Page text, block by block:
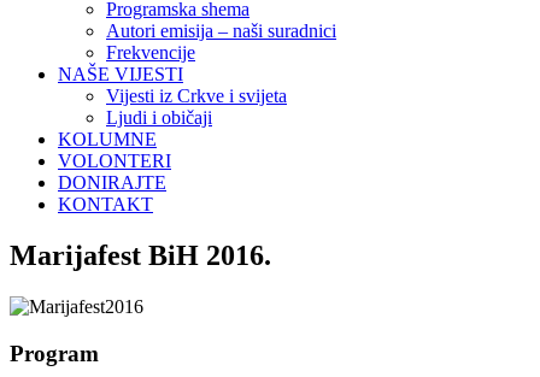
Programska shema
Autori emisija – naši suradnici
Frekvencije
NAŠE VIJESTI
Vijesti iz Crkve i svijeta
Ljudi i običaji
KOLUMNE
VOLONTERI
DONIRAJTE
KONTAKT
Marijafest BiH 2016.
Program